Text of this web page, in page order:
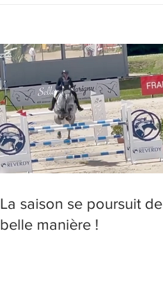
La saison se poursuit de
belle manière !